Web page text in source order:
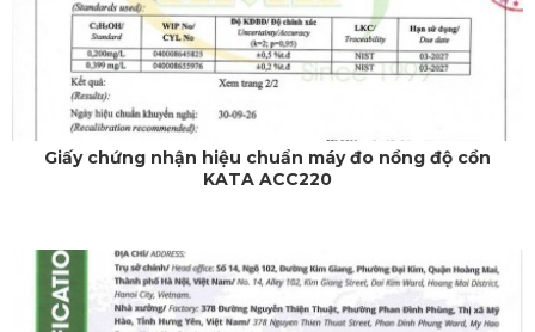
Giấy chứng nhận hiệu chuẩn máy đo nồng độ cồn
KATA ACC220